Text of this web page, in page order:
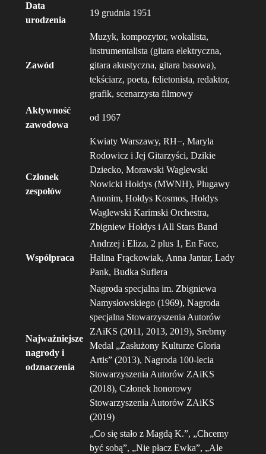
Data
urodzenia
19 grudnia 1951
Zawód
Muzyk, kompozytor, wokalista,
instrumentalista (gitara elektryczna,
gitara akustyczna, gitara basowa),
tekściarz, poeta, felietonista, redaktor,
grafik, scenarzysta filmowy
Aktywność
zawodowa
od 1967
Członek
zespołów
Kwiaty Warszawy, RH−, Maryla
Rodowicz i Jej Gitarzyści, Dzikie
Dziecko, Morawski Waglewski
Nowicki Hołdys (MWNH), Plugawy
Anonim, Hołdys Kosmos, Hołdys
Waglewski Karimski Orchestra,
Zbigniew Hołdys i All Stars Band
Współpraca
Andrzej i Eliza, 2 plus 1, En Face,
Halina Frąckowiak, Anna Jantar, Lady
Pank, Budka Suflera
Najważniejsze
nagrody i
odznaczenia
Nagroda specjalna im. Zbigniewa
Namysłowskiego (1969), Nagroda
specjalna Stowarzyszenia Autorów
ZAiKS (2011, 2013, 2019), Srebrny
Medal „Zasłużony Kulturze Gloria
Artis” (2013), Nagroda 100-lecia
Stowarzyszenia Autorów ZAiKS
(2018), Członek honorowy
Stowarzyszenia Autorów ZAiKS
(2019)
„Co się stało z Magdą K.”, „Chcemy
być sobą”, „Nie płacz Ewka”, „Ale